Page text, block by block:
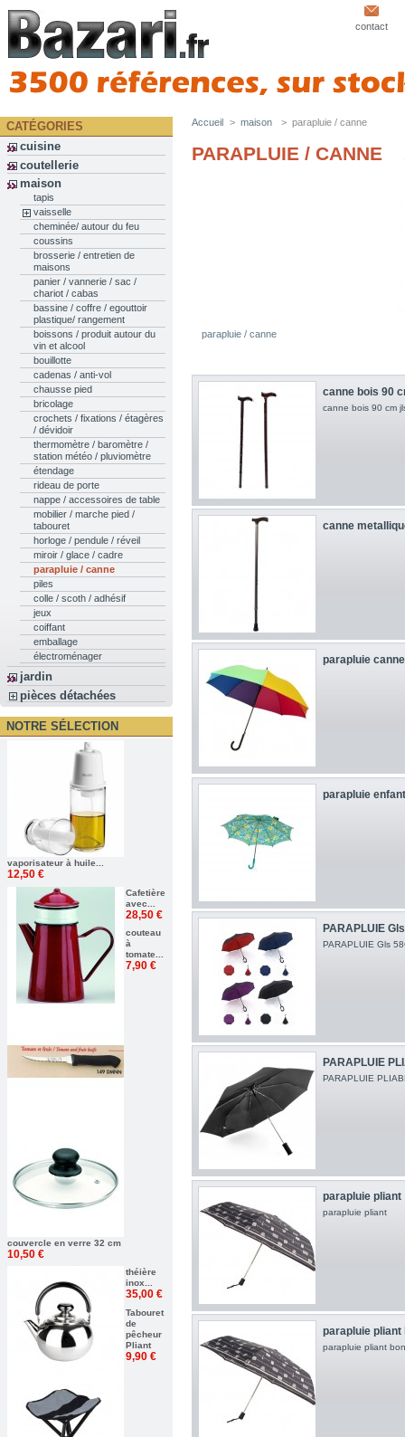
contact
CATÉGORIES
cuisine
coutellerie
maison
tapis
vaisselle
cheminée/ autour du feu
coussins
brosserie / entretien de
maisons
panier / vannerie / sac /
chariot / cabas
bassine / coffre / egouttoir
plastique/ rangement
boissons / produit autour du
vin et alcool
bouillotte
cadenas / anti-vol
chausse pied
bricolage
crochets / fixations / étagères
/ dévidoir
thermomètre / baromètre /
station météo / pluviomètre
étendage
rideau de porte
nappe / accessoires de table
mobilier / marche pied /
tabouret
horloge / pendule / réveil
miroir / glace / cadre
parapluie / canne
piles
colle / scoth / adhésif
jeux
coiffant
emballage
électroménager
jardin
pièces détachées
NOTRE SÉLECTION
vaporisateur à huile...
12,50 €
Cafetière
avec...
28,50 €
couteau
à
tomate...
7,90 €
couvercle en verre 32 cm
10,50 €
théière
inox...
35,00 €
Tabouret
de
pêcheur
Pliant
9,90 €
Accueil > maison > parapluie / canne
PARAPLUIE / CANNE
parapluie / canne
canne bois 90
canne bois 90 cm
canne
parapluie
parapluie enfant
PARAPLUIE
PARAPLUIE Gls
PARAPLUIE
PARAPLUIE
parapluie pliant
parapluie pliant
parapluie pliant
parapluie pliant